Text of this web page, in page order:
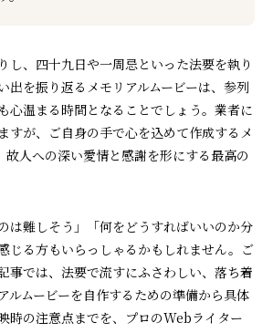
し、四十九日や一周忌といった法要を執り
出を振り返るメモリアルムービーは、参列
心温まる時間となることでしょう。業者に
すが、ご自身の手で心を込めて作成するメ
故人への深い愛情と感謝を形にする最高の
は難しそう」「何をどうすればいいのか分
じる方もいらっしゃるかもしれません。ご
事では、法要で流すにふさわしい、落ち着
ルムービーを自作するための準備から具体
時の注意点までを、プロのWebライター